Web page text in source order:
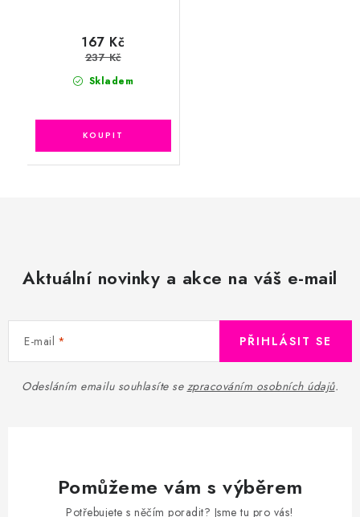
Skladem
167 Kč
237 Kč
Aktuální novinky a akce na váš e-mail
E-mail
Odesláním emailu souhlasíte se zpracováním osobních údajů.
PŘIHLÁSIT SE
Pomůžeme vám s výběrem
Potřebujete s něčím poradit? Jsme tu pro vás!